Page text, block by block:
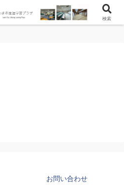
お問い合わせ
検索